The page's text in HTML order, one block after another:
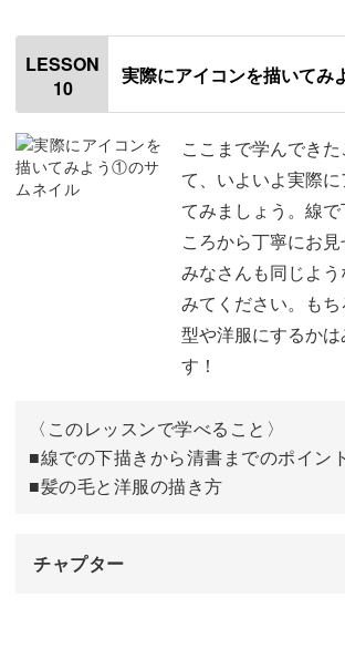
はじめに
片手でスマホを持つ女の子の描き方
両手でスマホを持つ女の子の描き方
おわりに
LESSON
10
実際にアイコンを描いて
ここまで学んでき
て、いよいよ実際
てみましょう。線
ころから丁寧にお見
みなさんも同じよ
みてください。も
型や洋服にするか
す！
〈このレッスンで学べること〉
■線での下描きから清書までのポイント
■髪の毛と洋服の描き方
チャプター